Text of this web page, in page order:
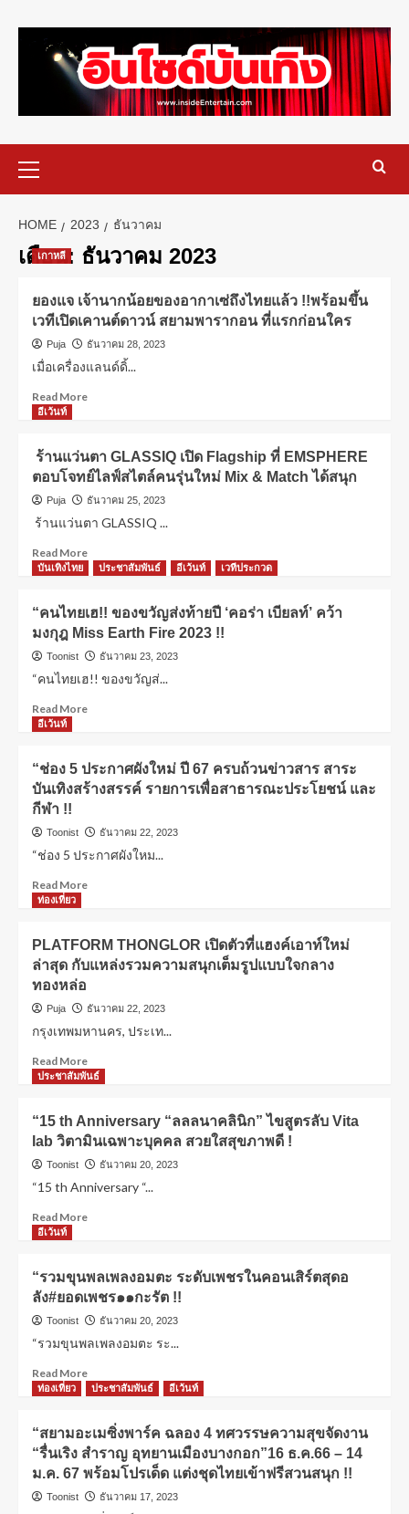
HOME 2023 ธันวาคม
เดือน: ธันวาคม 2023
เกาหลี
ยองแจ เจ้านากน้อยของอากาเซ่ถึงไทยแล้ว !!พร้อมขึ้น
เวทีเปิดเคานต์ดาวน์ สยามพารากอน ที่แรกก่อนใคร
Puja ธันวาคม 28, 2023
เมื่อเครื่องแลนด์ดิ้...
Read More
อีเว้นท์
ร้านแว่นตา GLASSIQ เปิด Flagship ที่ EMSPHERE
ตอบโจทย์ไลฟ์สไตล์คนรุ่นใหม่ Mix & Match ได้สนุก
Puja ธันวาคม 25, 2023
ร้านแว่นตา GLASSIQ ...
Read More
บันเทิงไทย ประชาสัมพันธ์ อีเว้นท์ เวทีประกวด
“คนไทยเฮ!! ของขวัญส่งท้ายปี ‘คอร่า เบียลท์’ คว้า
มงกุฎ Miss Earth Fire 2023 !!
Toonist ธันวาคม 23, 2023
“คนไทยเฮ!! ของขวัญส่...
Read More
อีเว้นท์
“ช่อง 5 ประกาศผังใหม่ ปี 67 ครบถ้วนข่าวสาร สาระ
บันเทิงสร้างสรรค์ รายการเพื่อสาธารณะประโยชน์ และ
กีฬา !!
Toonist ธันวาคม 22, 2023
“ช่อง 5 ประกาศผังใหม...
Read More
ท่องเที่ยว
PLATFORM THONGLOR เปิดตัวที่แฮงค์เอาท์ใหม่
ล่าสุด กับแหล่งรวมความสนุกเต็มรูปแบบใจกลาง
ทองหล่อ
Puja ธันวาคม 22, 2023
กรุงเทพมหานคร, ประเท...
Read More
ประชาสัมพันธ์
“15 th Anniversary “ลลลนาคลินิก” ไขสูตรลับ Vita
lab วิตามินเฉพาะบุคคล สวยใสสุขภาพดี !
Toonist ธันวาคม 20, 2023
“15 th Anniversary “...
Read More
อีเว้นท์
“รวมขุนพลเพลงอมตะ ระดับเพชรในคอนเสิร์ตสุดอ
ลัง#ยอดเพชร๑๑กะรัต !!
Toonist ธันวาคม 20, 2023
“รวมขุนพลเพลงอมตะ ระ...
Read More
ท่องเที่ยว ประชาสัมพันธ์ อีเว้นท์
“สยามอะเมซิ่งพาร์ค ฉลอง 4 ทศวรรษความสุขจัดงาน
“รื่นเริง สำราญ อุทยานเมืองบางกอก”16 ธ.ค.66 – 14
ม.ค. 67 พร้อมโปรเด็ด แต่งชุดไทยเข้าฟรีสวนสนุก !!
Toonist ธันวาคม 17, 2023